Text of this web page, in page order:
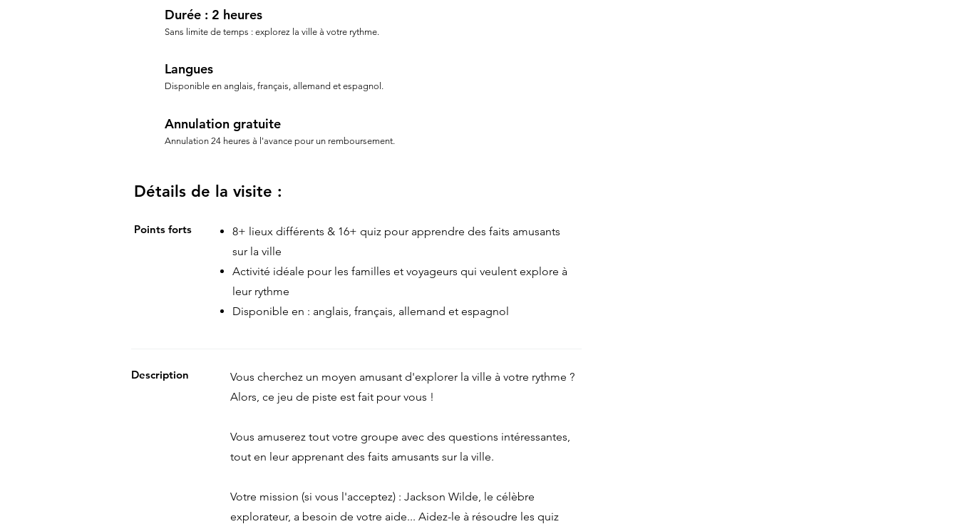
Durée : 2 heures
Sans limite de temps : explorez la ville à votre rythme.
Langues
Disponible en anglais, français, allemand et espagnol.
Annulation gratuite
Annulation 24 heures à l'avance pour un remboursement.
Détails de la visite :
Points forts
8+ lieux différents & 16+ quiz pour apprendre des faits amusants
sur la ville
Activité idéale pour les familles et voyageurs qui veulent explore à
leur rythme
Disponible en : anglais, français, allemand et espagnol
Description
Vous cherchez un moyen amusant d'explorer la ville à votre rythme ?
Alors, ce jeu de piste est fait pour vous !
Vous amuserez tout votre groupe avec des questions intéressantes,
tout en leur apprenant des faits amusants sur la ville.
Votre mission (si vous l'acceptez) : Jackson Wilde, le célèbre
explorateur, a besoin de votre aide... Aidez-le à résoudre les quiz